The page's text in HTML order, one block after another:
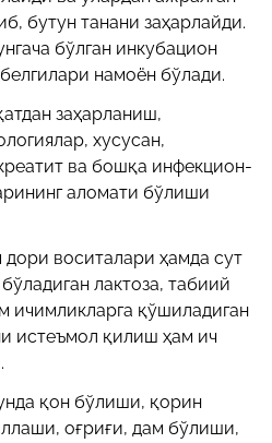
бутун танани заҳарлайди.
бўлган инкубацион
намоён бўлади.
заҳарланиш,
хусусан,
ва бошқа инфекцион-
аломати бўлиши
воситалари ҳамда сут
лактоза, табиий
ичимликларга қўшиладиган
истеъмол қилиш ҳам ич
қон бўлиши, қорин
оғриғи, дам бўлиши,